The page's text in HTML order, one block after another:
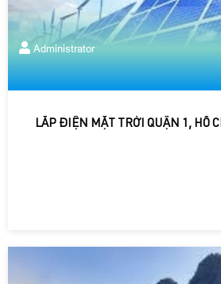
Administrator
LẮP ĐIỆN MẶT TRỜI QUẬN 1, HỒ